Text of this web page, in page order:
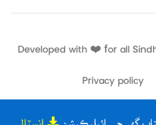
گهر جي ائپليڪيشن انسٽال
Developed with ❤️ for all
Privacy policy